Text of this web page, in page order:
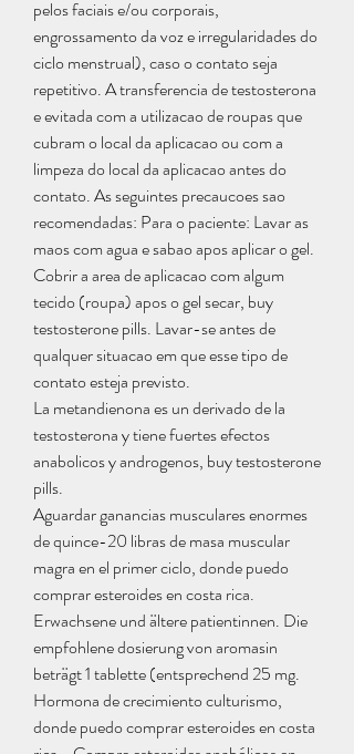
pelos faciais e/ou corporais,
engrossamento da voz e irregularidades do
ciclo menstrual), caso o contato seja
repetitivo. A transferencia de testosterona
e evitada com a utilizacao de roupas que
cubram o local da aplicacao ou com a
limpeza do local da aplicacao antes do
contato. As seguintes precaucoes sao
recomendadas: Para o paciente: Lavar as
maos com agua e sabao apos aplicar o gel.
Cobrir a area de aplicacao com algum
tecido (roupa) apos o gel secar, buy
testosterone pills. Lavar-se antes de
qualquer situacao em que esse tipo de
contato esteja previsto.
La metandienona es un derivado de la
testosterona y tiene fuertes efectos
anabolicos y androgenos, buy testosterone
pills.
Aguardar ganancias musculares enormes
de quince-20 libras de masa muscular
magra en el primer ciclo, donde puedo
comprar esteroides en costa rica.
Erwachsene und ältere patientinnen. Die
empfohlene dosierung von aromasin
beträgt 1 tablette (entsprechend 25 mg.
Hormona de crecimiento culturismo,
donde puedo comprar esteroides en costa